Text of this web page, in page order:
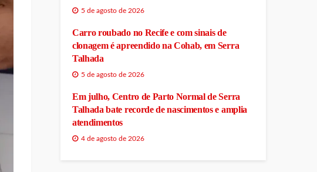
5 de agosto de 2026
Carro roubado no Recife e com sinais de
clonagem é apreendido na Cohab, em Serra
Talhada
5 de agosto de 2026
Em julho, Centro de Parto Normal de Serra
Talhada bate recorde de nascimentos e amplia
atendimentos
4 de agosto de 2026